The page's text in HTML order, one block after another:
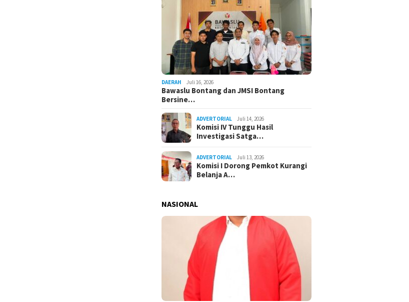
DAERAH Juli 16, 2026
Bawaslu Bontang dan JMSI Bontang
Bersine…
ADVERTORIAL Juli 14, 2026
Komisi IV Tunggu Hasil
Investigasi Satga…
ADVERTORIAL Juli 13, 2026
Komisi I Dorong Pemkot Kurangi
Belanja A…
NASIONAL